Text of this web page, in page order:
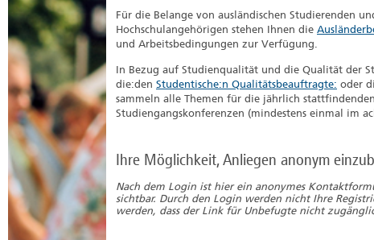
Für die Belange von ausländischen Studierenden
Hochschulangehörigen stehen Ihnen die
und Arbeitsbedingungen zur Verfügung.
In Bezug auf Studienqualität und die Qualität der
die:den Studentische:n Qualitätsbeauftragte: oder
sammeln alle Themen für die jährlich
Studiengangskonferenzen (mindestens einmal im
Ihre Möglichkeit, Anliegen anonym
Nach dem Login ist hier ein anonymes
sichtbar. Durch den Login werden nicht Ihre
werden, dass der Link für Unbefugte nicht